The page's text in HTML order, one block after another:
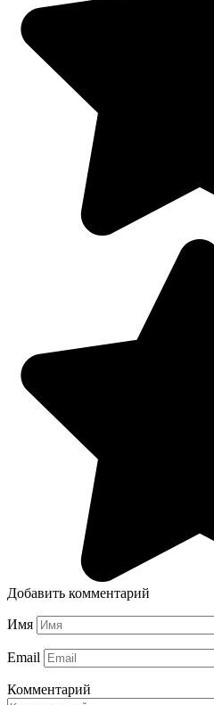
Добавить комментарий
Имя
Email
Комментарий